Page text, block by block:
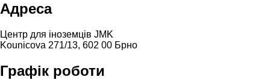
Адреса
Центр для іноземців JMK
Kounicova 271/13, 602 00 Брно
Графік роботи